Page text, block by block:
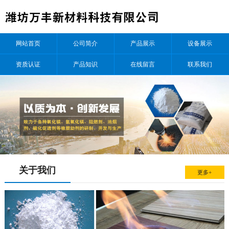
网站首页 公司简介 产品展示 设备展示
资质认证 产品知识 在线留言 联系我们
关于我们 更多+